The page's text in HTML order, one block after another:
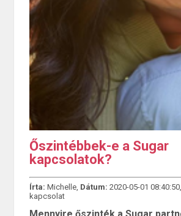
Őszintébbek-e a Sugar
kapcsolatok?
Írta: Michelle, Dátum: 2020-05-01 08:40:50,
kapcsolat